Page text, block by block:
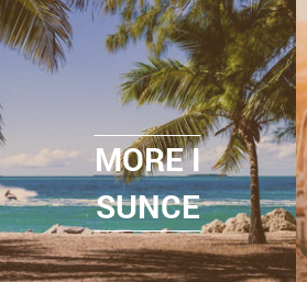
MORE I
SUNCE